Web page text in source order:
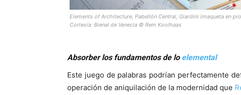
Elements of Architecture, Pabellón Central, Giardini (maqueta en
Cortesía: Bienal de Venecia © Rem Koolhaas
Absorber los fundamentos de lo elemental
Este juego de palabras podrían perfectamente
operación de aniquilación de la modernidad que